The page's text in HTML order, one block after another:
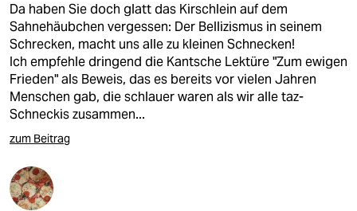
Da haben Sie doch glatt das Kirschlein auf dem
Sahnehäubchen vergessen: Der Bellizismus in seinem
Schrecken, macht uns alle zu kleinen Schnecken!
Ich empfehle dringend die Kantsche Lektüre "Zum ewigen
Frieden" als Beweis, das es bereits vor vielen Jahren
Menschen gab, die schlauer waren als wir alle taz-
Schneckis zusammen...
zum Beitrag